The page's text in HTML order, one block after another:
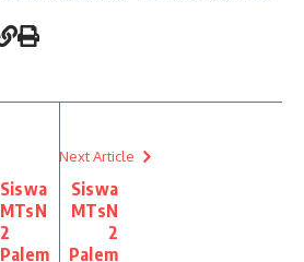
Siswa
MTsN
2
Palem
Next Article
Siswa
MTsN
2
Palem